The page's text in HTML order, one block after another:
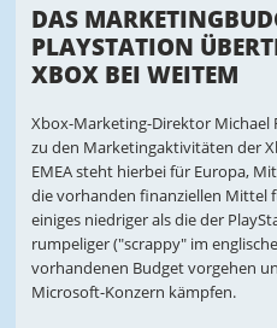
DAS
PLAYSTATION
XBOX BEI WEITEM
Xbox-Marketing-Direktor
zu den Marketingaktivitäten der
EMEA steht hierbei für Europa,
die vorhanden finanziellen Mittel
einiges niedriger als die der
rumpeliger ("scrappy" im
vorhandenen Budget vorgehen
Microsoft-Konzern kämpfen.